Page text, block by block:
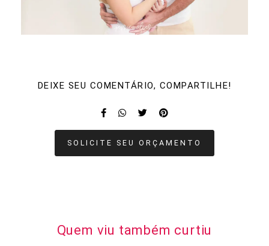
DEIXE SEU COMENTÁRIO, COMPARTILHE!
SOLICITE SEU ORÇAMENTO
Quem viu também curtiu